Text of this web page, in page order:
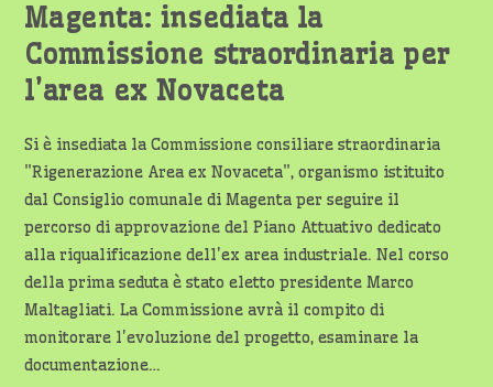
Magenta: insediata la
Commissione straordinaria per
l’area ex Novaceta
Si è insediata la Commissione consiliare straordinaria
"Rigenerazione Area ex Novaceta", organismo istituito
dal Consiglio comunale di Magenta per seguire il
percorso di approvazione del Piano Attuativo dedicato
alla riqualificazione dell'ex area industriale. Nel corso
della prima seduta è stato eletto presidente Marco
Maltagliati. La Commissione avrà il compito di
monitorare l'evoluzione del progetto, esaminare la
documentazione…